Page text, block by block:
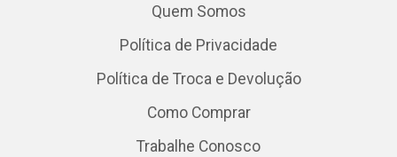
Quem Somos
Política de Privacidade
Política de Troca e Devolução
Como Comprar
Trabalhe Conosco